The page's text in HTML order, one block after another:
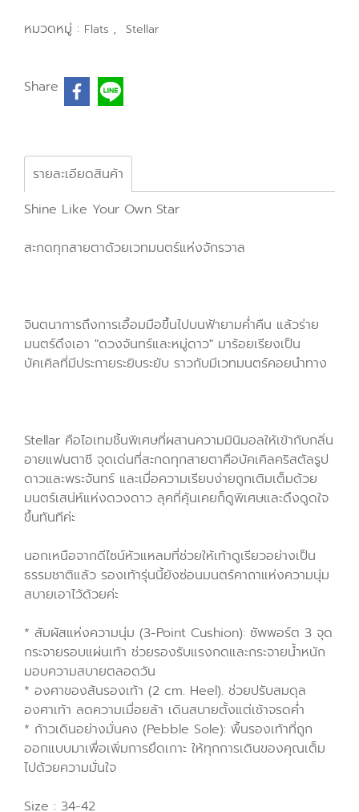
หมวดหมู่ : Flats , Stellar
Share
รายละเอียดสินค้า
Shine Like Your Own Star
สะกดทุกสายตาด้วยเวทมนตร์แห่งจักรวาล
จินตนาการถึงการเอื้อมมือขึ้นไปบนฟ้ายามค่ำคืน แล้วร่าย
มนตร์ดึงเอา "ดวงจันทร์และหมู่ดาว" มาร้อยเรียงเป็น
บัคเคิลที่มีประกายระยิบระยับ ราวกับมีเวทมนตร์คอยนำทาง
Stellar คือไอเทมชิ้นพิเศษที่ผสานความมินิมอลให้เข้ากับกลิ่น
อายแฟนตาซี จุดเด่นที่สะกดทุกสายตาคือบัคเคิลคริสตัลรูป
ดาวและพระจันทร์ และเมื่อความเรียบง่ายถูกเติมเต็มด้วย
มนตร์เสน่ห์แห่งดวงดาว ลุคที่คุ้นเคยก็ดูพิเศษและดึงดูดใจ
ขึ้นทันทีค่ะ
นอกเหนือจากดีไซน์หัวแหลมที่ช่วยให้เท้าดูเรียวอย่างเป็น
ธรรมชาติแล้ว รองเท้ารุ่นนี้ยังซ่อนมนตร์คาถาแห่งความนุ่ม
สบายเอาไว้ด้วยค่ะ
* สัมผัสแห่งความนุ่ม (3-Point Cushion): ซัพพอร์ต 3 จุด
กระจายรอบแผ่นเท้า ช่วยรองรับแรงกดและกระจายน้ำหนัก
มอบความสบายตลอดวัน
* องศาของส้นรองเท้า (2 cm. Heel). ช่วยปรับสมดุล
องศาเท้า ลดความเมื่อยล้า เดินสบายตั้งแต่เช้าจรดค่ำ
* ก้าวเดินอย่างมั่นคง (Pebble Sole): พื้นรองเท้าที่ถูก
ออกแบบมาเพื่อเพิ่มการยึดเกาะ ให้ทุกการเดินของคุณเต็ม
ไปด้วยความมั่นใจ
Size : 34-42